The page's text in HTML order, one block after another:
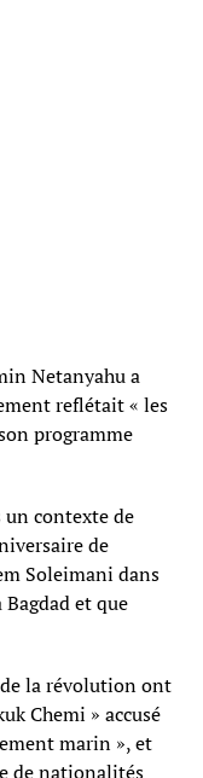
Netanyahu a
reflétait « les
programme
contexte de
de
Soleimani dans
et que
de la révolution ont
Chemi » accusé
marin », et
de nationalités